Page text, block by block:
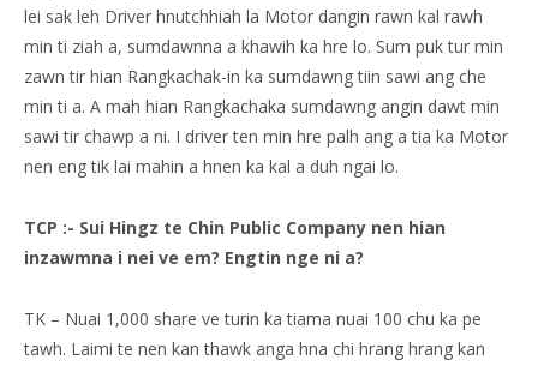
lei sak leh Driver hnutchhiah la Motor dangin rawn kal rawh
min ti ziah a, sumdawnna a khawih ka hre lo. Sum puk tur min
zawn tir hian Rangkachak-in ka sumdawng tiin sawi ang che
min ti a. A mah hian Rangkachaka sumdawng angin dawt min
sawi tir chawp a ni. I driver ten min hre palh ang a tia ka Motor
nen eng tik lai mahin a hnen ka kal a duh ngai lo.
TCP :- Sui Hingz te Chin Public Company nen hian
inzawmna i nei ve em? Engtin nge ni a?
TK – Nuai 1,000 share ve turin ka tiama nuai 100 chu ka pe
tawh. Laimi te nen kan thawk anga hna chi hrang hrang kan